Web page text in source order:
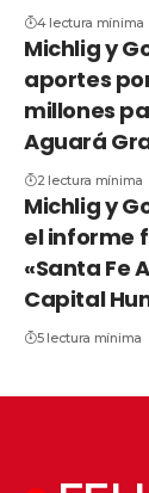
4 lectura mínima
Michlig y
aportes
millones
Aguará
2 lectura mínima
Michlig y
el informe
«Santa Fe
Capital
5 lectura mínima